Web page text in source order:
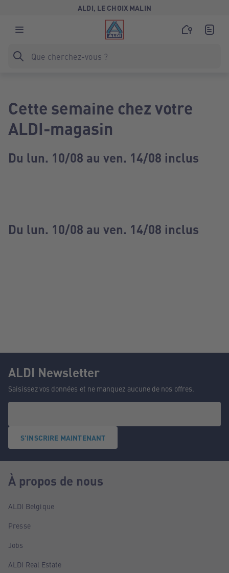
ALDI, LE CHOIX MALIN
Cette semaine chez votre
ALDI-magasin
Du lun. 10/08 au ven. 14/08 inclus
Du lun. 10/08 au ven. 14/08 inclus
ALDI Newsletter
Saisissez vos données et ne manquez aucune de nos offres.
S'INSCRIRE MAINTENANT
À propos de nous
ALDI Belgique
Presse
Jobs
ALDI Real Estate